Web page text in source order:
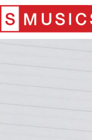
Zum
Inhalt
springen